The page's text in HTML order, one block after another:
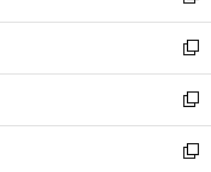
ウ
で
開
く
ン
ド
ウ
で
開
く
ウ
ィ
ン
ド
ウ
で
し
い
ウ
ィ
ン
ド
新
し
い
ウ
ィ
新
し
い
新